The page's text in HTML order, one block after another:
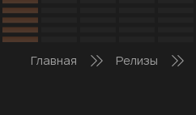
Главная Релизы